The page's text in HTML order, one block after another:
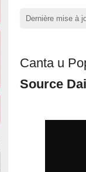
Dernière mise à
Canta u
Source